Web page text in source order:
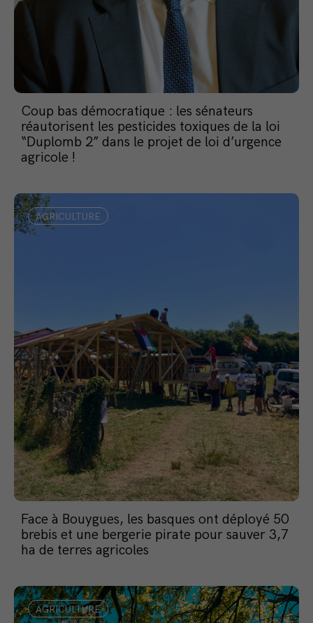
Coup bas démocratique : les sénateurs
réautorisent les pesticides toxiques de la loi
“Duplomb 2” dans le projet de loi d’urgence
agricole !
AGRICULTURE
Face à Bouygues, les basques ont déployé 50
brebis et une bergerie pirate pour sauver 3,7
ha de terres agricoles
AGRICULTURE